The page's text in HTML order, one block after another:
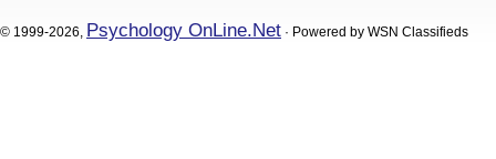
© 1999-2026, Psychology OnLine.Net · Powered by WSN Classifieds